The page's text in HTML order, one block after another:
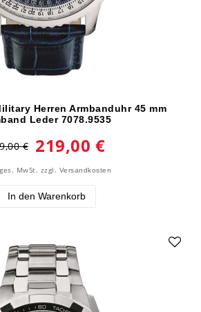
Herren Armbanduhr 45 mm
Leder 7078.9535
€ 219,00 €
MwSt. zzgl. Versandkosten
In den Warenkorb